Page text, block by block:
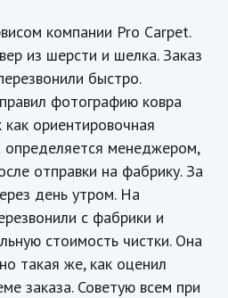
компании Pro Carpet.
из шерсти и шелка. Заказ
быстро.
фотографию ковра
как ориентировочная
определяется менеджером,
отправки на фабрику. За
день утром. На
с фабрики и
стоимость чистки. Она
такая же, как оценил
заказа. Советую всем при